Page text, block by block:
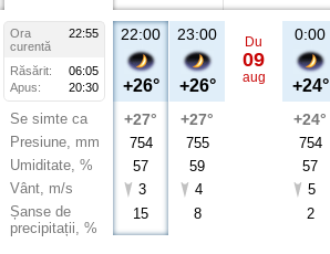
Ora
22:55
curentă
Răsărit:
06:05
Apus:
20:30
Se simte ca
Presiune, mm
Umiditate, %
Vânt, m/s
Șanse de
precipitații, %
22:00
+26°
+27°
754
57
3
15
23:00
+26°
+27°
755
59
4
8
Du
09
aug
0:00
+24°
+24°
754
57
5
2